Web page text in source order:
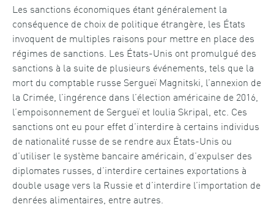
Les sanctions économiques étant généralement la
conséquence de choix de politique étrangère, les États
invoquent de multiples raisons pour mettre en place des
régimes de sanctions. Les États-Unis ont promulgué des
sanctions à la suite de plusieurs événements, tels que la
mort du comptable russe Sergueï Magnitski, l’annexion de
la Crimée, l’ingérence dans l’élection américaine de 2016,
l’empoisonnement de Sergueï et Ioulia Skripal, etc. Ces
sanctions ont eu pour effet d’interdire à certains individus
de nationalité russe de se rendre aux États-Unis ou
d’utiliser le système bancaire américain, d’expulser des
diplomates russes, d’interdire certaines exportations à
double usage vers la Russie et d’interdire l’importation de
denrées alimentaires, entre autres.